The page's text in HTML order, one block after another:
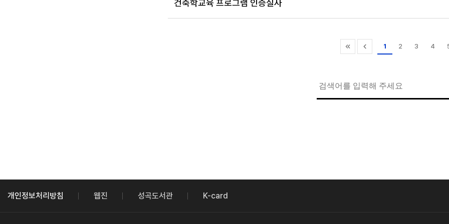
건축학교육 프로그램 인증실사
1 2 3 4
개인정보처리방침 웹진 성곡도서관 K-card